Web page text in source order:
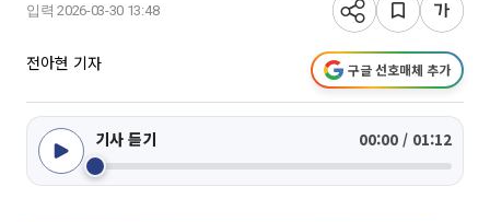
입력 2026-03-30 13:48
전아현 기자 구글 선호매체 추가
기사 듣기 00:00 / 01:12